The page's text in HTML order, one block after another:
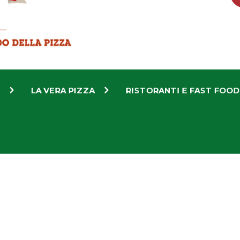
LA VERA PIZZA RISTORANTI E FAST FOOD